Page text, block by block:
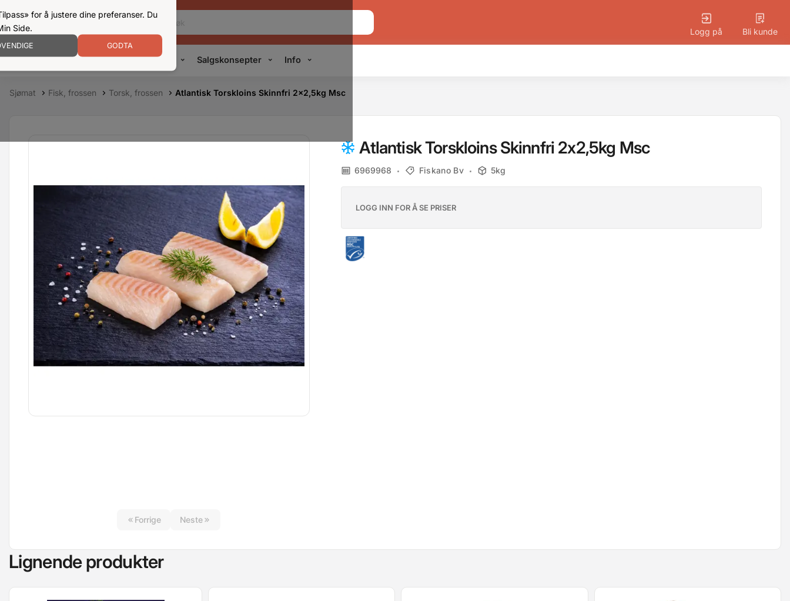
for å justere dine preferanser. Du
Side.
GODTA
Logg på Bli kunde
Kampanjer Produkter Konsepter Salgskonsepter Info
Sjømat Fisk, frossen Torsk, frossen Atlantisk Torskloins Skinnfri 2x2,5kg Msc
Forrige Neste
Atlantisk Torskloins Skinnfri 2x2,5kg Msc
6969968 Fiskano Bv 5kg
LOGG INN FOR Å SE PRISER
Lignende produkter